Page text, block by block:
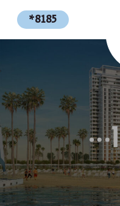
*8185